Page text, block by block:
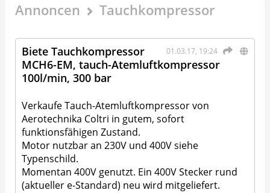
Annoncen Tauchkompressor
01.03.17, 19:24
Biete Tauchkompressor
MCH6-EM, tauch-Atemluftkompressor
100l/min, 300 bar
Verkaufe Tauch-Atemluftkompressor von
Aerotechnika Coltri in gutem, sofort
funktionsfähigen Zustand.
Motor nutzbar an 230V und 400V siehe
Typenschild.
Momentan 400V genutzt. Ein 400V Stecker rund
(aktueller e-Standard) neu wird mitgeliefert.